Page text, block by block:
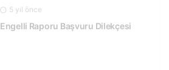
5 yıl önce
Engelli Raporu Başvuru Dilekçesi